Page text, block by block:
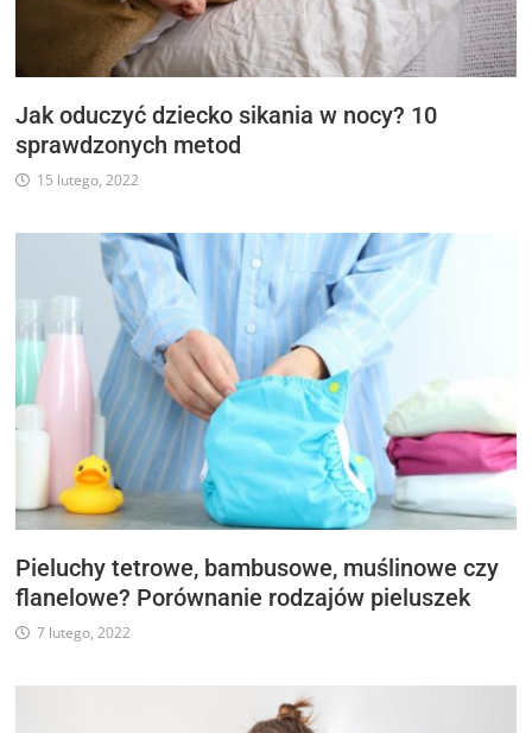
Jak oduczyć dziecko sikania w nocy? 10
sprawdzonych metod
15 lutego, 2022
Pieluchy tetrowe, bambusowe, muślinowe czy
flanelowe? Porównanie rodzajów pieluszek
7 lutego, 2022